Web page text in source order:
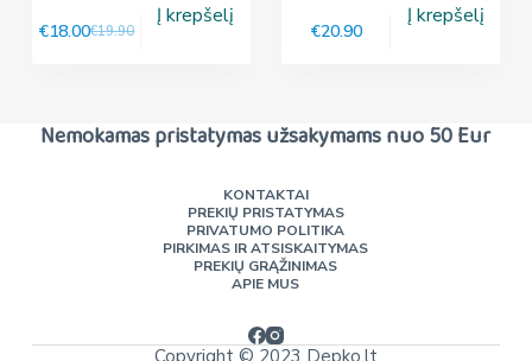
€19.90
€18.00
Į krepšelį
€20.90
Į krepšelį
Nemokamas pristatymas užsakymams nuo 50 Eur
KONTAKTAI
PREKIŲ PRISTATYMAS
PRIVATUMO POLITIKA
PIRKIMAS IR ATSISKAITYMAS
PREKIŲ GRĄŽINIMAS
APIE MUS
Copyright © 2023 Depko.lt